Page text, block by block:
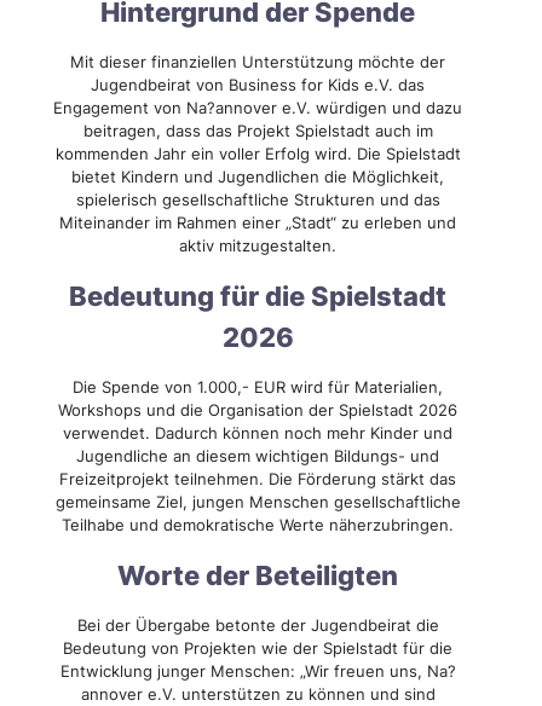
Hintergrund der Spende
Mit dieser finanziellen Unterstützung möchte der
Jugendbeirat von Business for Kids e.V. das
Engagement von Na?annover e.V. würdigen und dazu
beitragen, dass das Projekt Spielstadt auch im
kommenden Jahr ein voller Erfolg wird. Die Spielstadt
bietet Kindern und Jugendlichen die Möglichkeit,
spielerisch gesellschaftliche Strukturen und das
Miteinander im Rahmen einer „Stadt“ zu erleben und
aktiv mitzugestalten.
Bedeutung für die Spielstadt
2026
Die Spende von 1.000,- EUR wird für Materialien,
Workshops und die Organisation der Spielstadt 2026
verwendet. Dadurch können noch mehr Kinder und
Jugendliche an diesem wichtigen Bildungs- und
Freizeitprojekt teilnehmen. Die Förderung stärkt das
gemeinsame Ziel, jungen Menschen gesellschaftliche
Teilhabe und demokratische Werte näherzubringen.
Worte der Beteiligten
Bei der Übergabe betonte der Jugendbeirat die
Bedeutung von Projekten wie der Spielstadt für die
Entwicklung junger Menschen: „Wir freuen uns, Na?
annover e.V. unterstützen zu können und sind